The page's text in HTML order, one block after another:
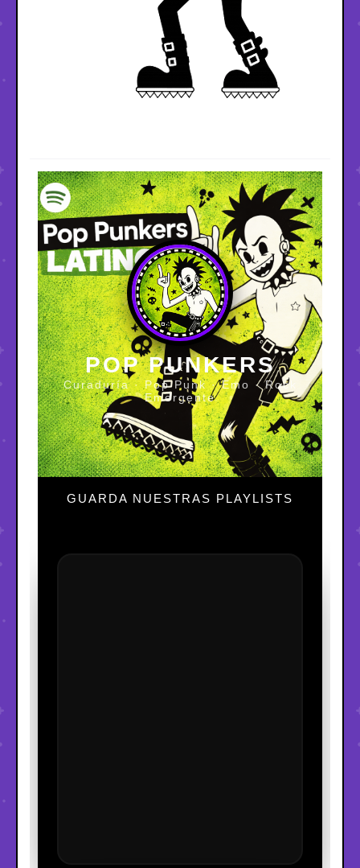
POP PUNKERS
Curaduría · Pop Punk · Emo · Rock
Emergente
GUARDA NUESTRAS PLAYLISTS